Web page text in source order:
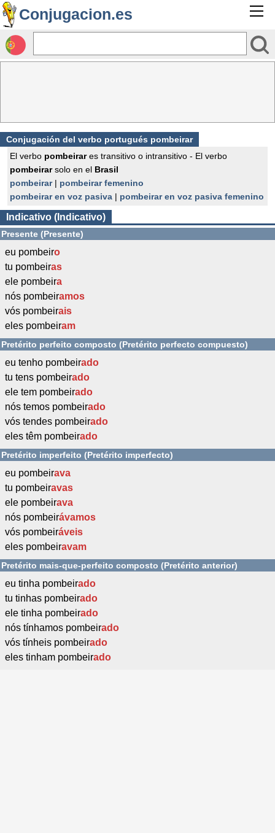
Conjugacion.es
Conjugación del verbo portugués pombeirar
El verbo pombeirares transitivo o intransitivo - El verbo
pombeirarsolo en el Brasil
pombeirar| pombeirar femenino
pombeirar en voz pasiva | pombeirar en voz pasiva femenino
Indicativo (Indicativo)
Presente (Presente)
eu pombeiro
tu pombeiras
ele pombeira
nós pombeiramos
vós pombeirais
eles pombeiram
Pretérito perfeito composto (Pretérito perfecto compuesto)
eu tenho pombeirado
tu tens pombeirado
ele tem pombeirado
nós temos pombeirado
vós tendes pombeirado
eles têm pombeirado
Pretérito imperfeito (Pretérito imperfecto)
eu pombeirava
tu pombeiravas
ele pombeirava
nós pombeirávamos
vós pombeiráveis
eles pombeiravam
Pretérito mais-que-perfeito composto (Pretérito anterior)
eu tinha pombeirado
tu tinhas pombeirado
ele tinha pombeirado
nós tínhamos pombeirado
vós tínheis pombeirado
eles tinham pombeirado